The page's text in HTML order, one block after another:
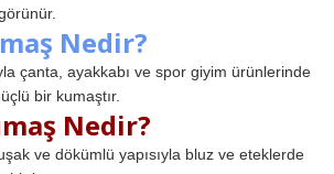
Nedir?
çanta, ayakkabı ve spor giyim ürünlerinde
bir kumaştır.
Nedir?
ve dökümlü yapısıyla bluz ve eteklerde